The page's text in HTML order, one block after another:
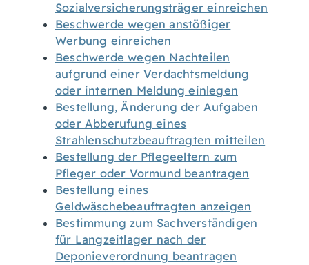
Sozialversicherungsträger einreichen
Beschwerde wegen anstößiger
Werbung einreichen
Beschwerde wegen Nachteilen
aufgrund einer Verdachtsmeldung
oder internen Meldung einlegen
Bestellung, Änderung der Aufgaben
oder Abberufung eines
Strahlenschutzbeauftragten mitteilen
Bestellung der Pflegeeltern zum
Pfleger oder Vormund beantragen
Bestellung eines
Geldwäschebeauftragten anzeigen
Bestimmung zum Sachverständigen
für Langzeitlager nach der
Deponieverordnung beantragen